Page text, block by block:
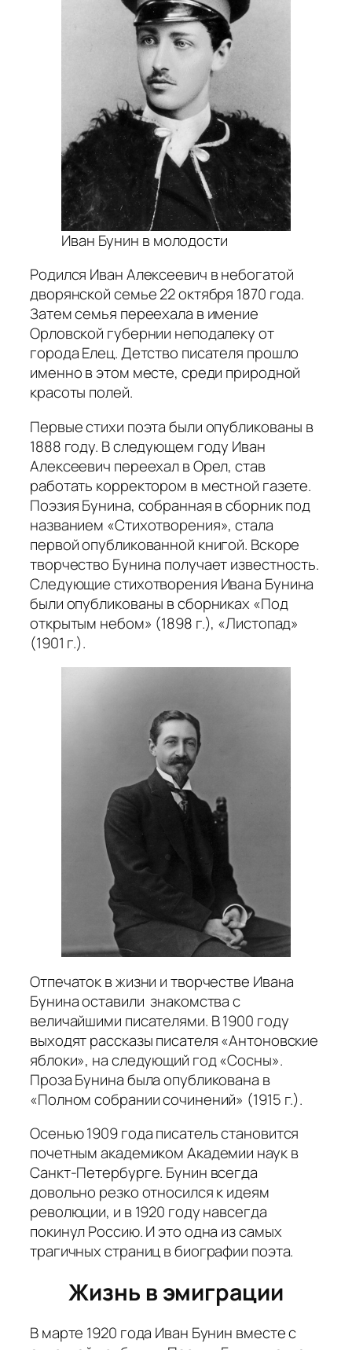
Иван Бунин в молодости
Родился Иван Алексеевич в небогатой
дворянской семье 22 октября 1870 года.
Затем семья переехала в имение
Орловской губернии неподалеку от
города Елец. Детство писателя прошло
именно в этом месте, среди природной
красоты полей.
Первые стихи поэта были опубликованы в
1888 году. В следующем году Иван
Алексеевич переехал в Орел, став
работать корректором в местной газете.
Поэзия Бунина, собранная в сборник под
названием «Стихотворения», стала
первой опубликованной книгой. Вскоре
творчество Бунина получает известность.
Следующие стихотворения Ивана Бунина
были опубликованы в сборниках «Под
открытым небом» (1898 г.), «Листопад»
(1901 г.).
Отпечаток в жизни и творчестве Ивана
Бунина оставили знакомства с
величайшими писателями. В 1900 году
выходят рассказы писателя «Антоновские
яблоки», на следующий год «Сосны».
Проза Бунина была опубликована в
«Полном собрании сочинений» (1915 г.).
Осенью 1909 года писатель становится
почетным академиком Академии наук в
Санкт-Петербурге. Бунин всегда
довольно резко относился к идеям
революции, и в 1920 году навсегда
покинул Россию. И это одна из самых
трагичных страниц в биографии поэта.
Жизнь в эмиграции
В марте 1920 года Иван Бунин вместе с